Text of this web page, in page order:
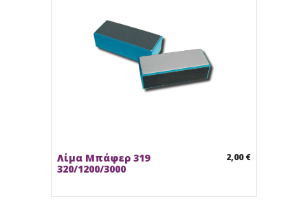
Λίμα Μπάφερ 319
320/1200/3000
2,00 €